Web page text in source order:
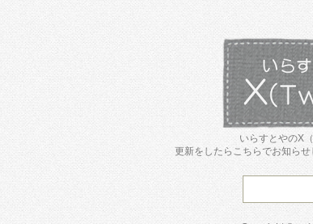
いらすとやのX
更新をしたらこちらでお知ら